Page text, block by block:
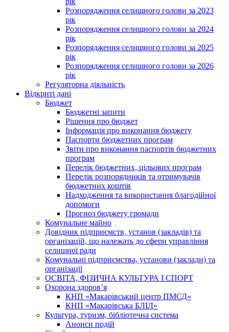
Розпорядження селищного голови за 2023
рік
Розпорядження селищного голови за 2024
рік
Розпорядження селищного голови за 2025
рік
Розпорядження селищного голови за 2026
рік
Регуляторна діяльність
Відкриті дані
Бюджет
Бюджетні запити
Рішення про бюджет
Інформація про виконання бюджету
Паспорти бюджетних програм
Звіти про виконання паспортів бюджетних
програм
Перелік бюджетних, цільових програм
Перелік розпорядників та отримувачів
бюджетних коштів
Надходження та використання благодійної
допомоги
Прогноз бюджету громади
Комунальне майно
Довідник підприємств, установ (закладів) та
організацій, що належать до сфери управління
селищної ради
Комунальні підприємства, установи (заклади) та
організації
ОСВІТА, ФІЗИЧНА КУЛЬТУРА І СПОРТ
Охорона здоров’я
КНП «Макарівський центр ПМСД»
КНП «Макарівська БЛІЛ»
Культура, туризм, бібліотечна система
Анонси подій